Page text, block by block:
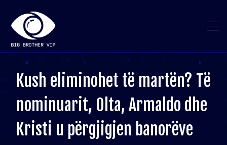
Kush eliminohet të martën? Të
nominuarit, Olta, Armaldo dhe
Kristi u përgjigjen banorëve